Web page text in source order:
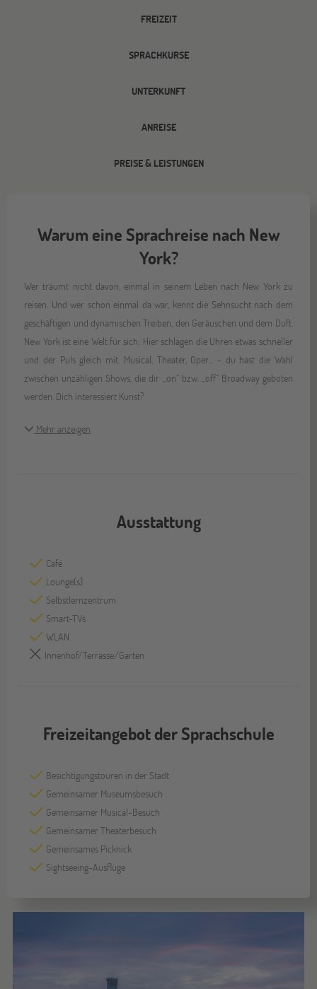
FREIZEIT
SPRACHKURSE
UNTERKUNFT
ANREISE
PREISE & LEISTUNGEN
Warum eine Sprachreise nach New
York?
Wer träumt nicht davon, einmal in seinem Leben nach New York zu
reisen. Und wer schon einmal da war, kennt die Sehnsucht nach dem
geschäftigen und dynamischen Treiben, den Geräuschen und dem Duft.
New York ist eine Welt für sich: Hier schlagen die Uhren etwas schneller
und der Puls gleich mit. Musical, Theater, Oper… - du hast die Wahl
zwischen unzähligen Shows, die dir „on“ bzw. „off“ Broadway geboten
werden. Dich interessiert Kunst?
Mehr anzeigen
Ausstattung
Café
Lounge(s)
Selbstlernzentrum
Smart-TVs
WLAN
Innenhof/Terrasse/Garten
Freizeitangebot der Sprachschule
Besichtigungstouren in der Stadt
Gemeinsamer Museumsbesuch
Gemeinsamer Musical-Besuch
Gemeinsamer Theaterbesuch
Gemeinsames Picknick
Sightseeing-Ausflüge